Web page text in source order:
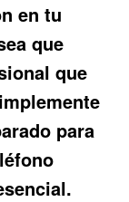
en tu
que
que
para